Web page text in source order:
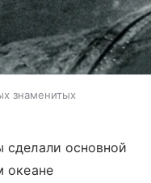
знаменитых
основной
океане